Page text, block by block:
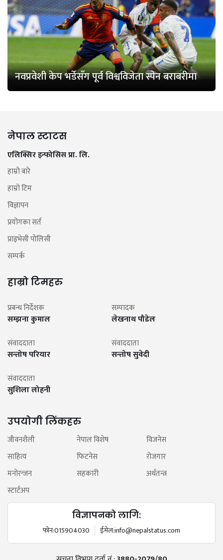
नवप्रवेशी केप भर्डेसँग पूर्व विश्वविजेता स्पेन बराबरीमा
नेपाल स्टाटस
एलिक्सिर इन्फोसिस प्रा. लि.
हाम्रो बारे
हाम्रो टिम
विज्ञापन
प्रयोगका सर्त
प्राइभेसी पोलिसी
सम्पर्क
हाम्रो टिमहरु
प्रबन्ध निर्देशक
सम्झना कुमाल
सम्पादक
लेखनाथ पौडेल
संवाददाता
सन्तोष परियार
संवाददाता
सन्तोष सुवेदी
संवाददाता
सुशिला लोहनी
उपयोगी लिंकहरु
जीवनशैली नेपाल विशेष
विजनेस
साहित्य
फिटनेस
रोजगार
मनोरन्जन
सहकारी
अर्थतन्त्र
स्टार्टअप
विज्ञापनको लागि:
फोन:015904030 ईमेल:info@nepalstatus.com